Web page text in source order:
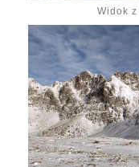
Widok